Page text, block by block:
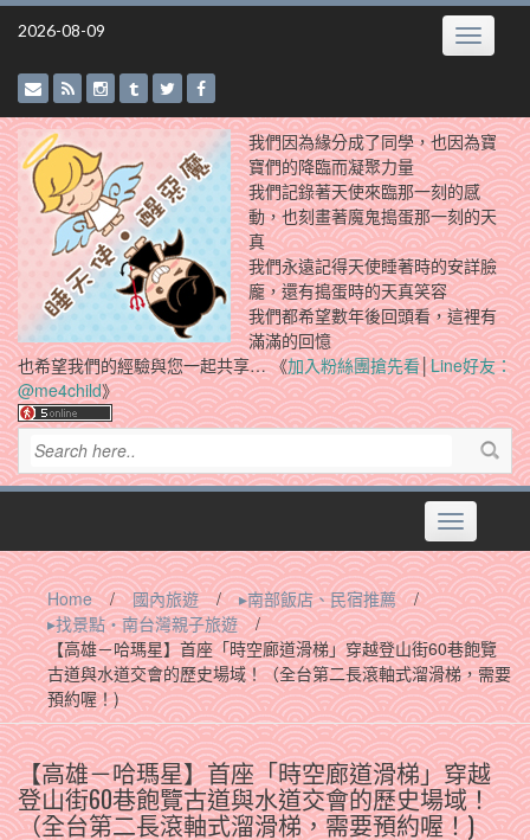
Skip
2026-08-09 Toggle
我們因為緣分成了同學，也因為寶
寶們的降臨而凝聚力量
我們記錄著天使來臨那一刻的感
動，也刻畫著魔鬼搗蛋那一刻的天
真
我們永遠記得天使睡著時的安詳臉
龐，還有搗蛋時的天真笑容
我們都希望數年後回頭看，這裡有
滿滿的回憶
也希望我們的經驗與您一起共享… 《加入粉絲團搶先看│Line好友：
@me4child》
Toggle
navigation
Home / 國內旅遊 / ▸南部飯店、民宿推薦
/
▸找景點‧南台灣親子旅遊
/
【高雄－哈瑪星】首座「時空廊道滑梯」穿越登山街60巷飽覽
古道與水道交會的歷史場域！（全台第二長滾軸式溜滑梯，需要
預約喔！)
【高雄－哈瑪星】首座「時空廊道滑梯」穿越
登山街60巷飽覽古道與水道交會的歷史場域！
（全台第二長滾軸式溜滑梯，需要預約喔！)